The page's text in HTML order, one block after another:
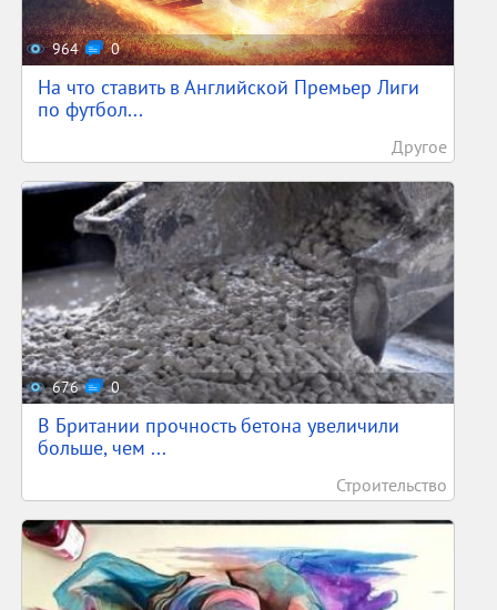
964 0
На что ставить в Английской Премьер Лиги
по футбол...
Другое
676 0
В Британии прочность бетона увеличили
больше, чем ...
Строительство